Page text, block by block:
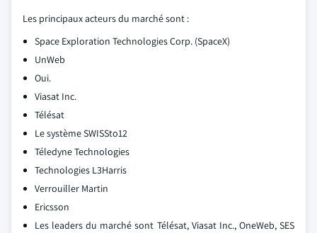
Les principaux acteurs du marché sont :
Space Exploration Technologies Corp. (SpaceX)
UnWeb
Oui.
Viasat Inc.
Télésat
Le système SWISSto12
Téledyne Technologies
Technologies L3Harris
Verrouiller Martin
Ericsson
Les leaders du marché sont Télésat, Viasat Inc., OneWeb, SES